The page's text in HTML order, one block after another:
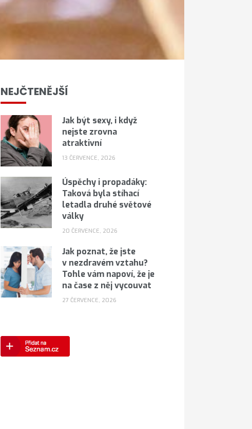
NEJČTENĚJŠÍ
Jak být sexy, i když
nejste zrovna
atraktivní
13 ČERVENCE, 2026
Úspěchy i propadáky:
Taková byla stíhací
letadla druhé světové
války
20 ČERVENCE, 2026
Jak poznat, že jste
v nezdravém vztahu?
Tohle vám napoví, že je
na čase z něj vycouvat
27 ČERVENCE, 2026